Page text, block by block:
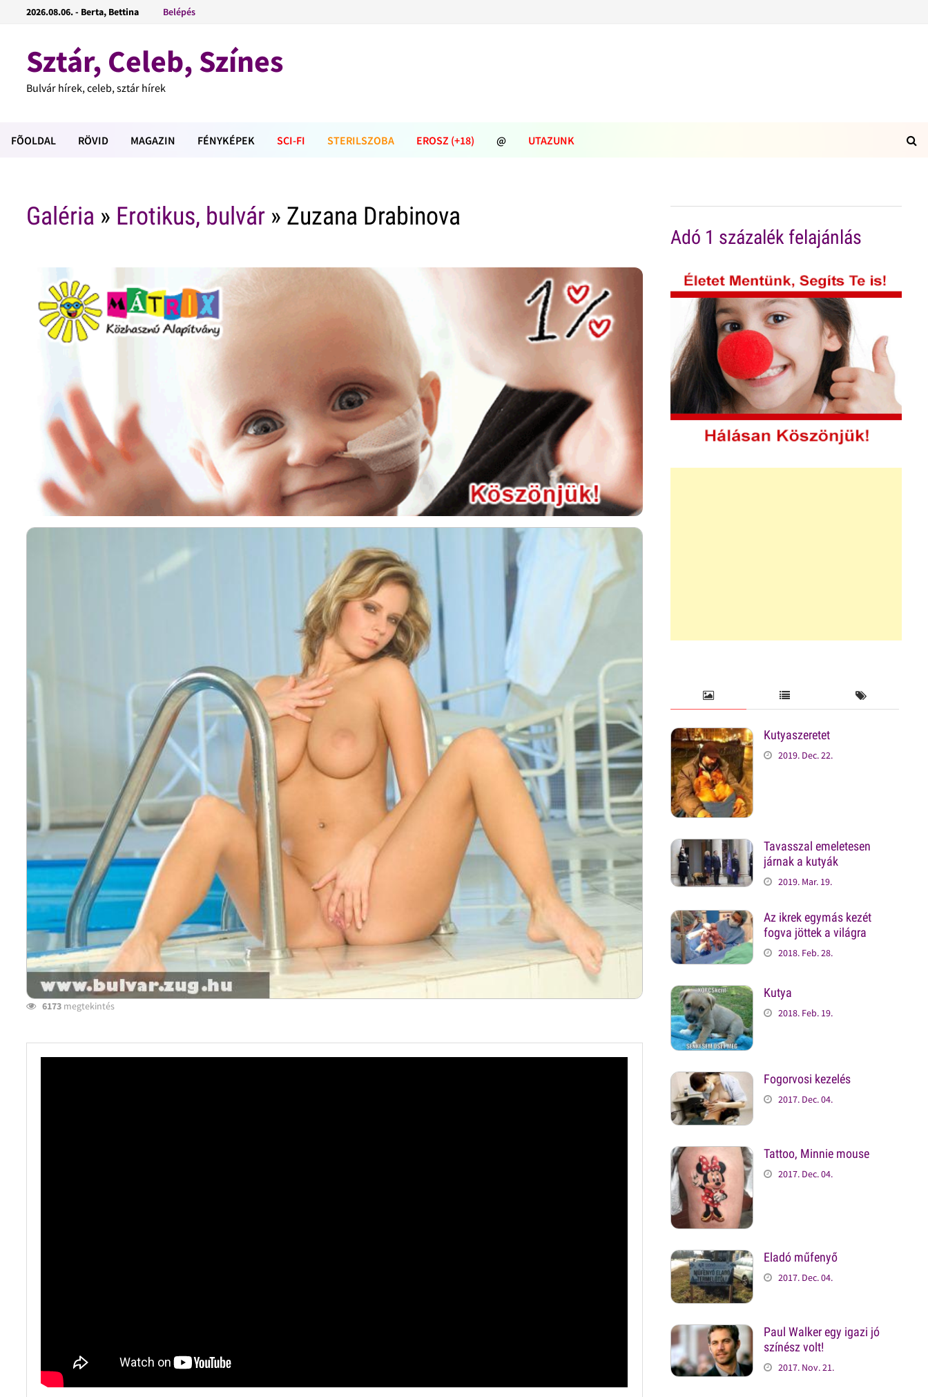
2026.08.06. - Berta, Bettina Belépés
Sztár, Celeb, Színes
Bulvár hírek, celeb, sztár hírek
FÕOLDAL RÖVID MAGAZIN FÉNYKÉPEK SCI-FI STERILSZOBA EROSZ (+18) @ UTAZUNK
Galéria » Erotikus, bulvár » Zuzana Drabinova
6173 megtekintés
Adó 1 százalék felajánlás
Kutyaszeretet
2019. Dec. 22.
Tavasszal emeletesen
járnak a kutyák
2019. Mar. 19.
Az ikrek egymás kezét
fogva jöttek a világra
2018. Feb. 28.
Kutya
2018. Feb. 19.
Fogorvosi kezelés
2017. Dec. 04.
Tattoo, Minnie mouse
2017. Dec. 04.
Eladó műfenyő
2017. Dec. 04.
Paul Walker egy igazi jó
színész volt!
2017. Nov. 21.